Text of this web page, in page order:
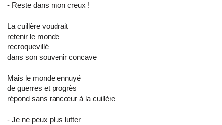
- Reste dans mon creux !
La cuillère voudrait
retenir le monde
recroquevillé
dans son souvenir concave
Mais le monde ennuyé
de guerres et progrès
répond sans rancœur à la cuillère
- Je ne peux plus lutter